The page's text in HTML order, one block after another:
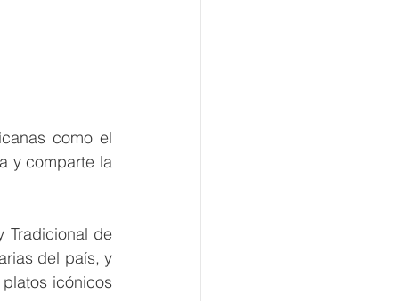
como el
y comparte la
Tradicional de
del país, y
icónicos